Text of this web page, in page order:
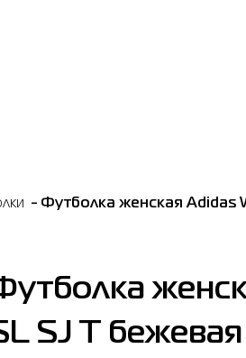
Футболка женская Adidas
SJ T